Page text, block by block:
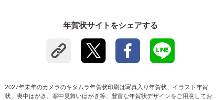
年賀状サイトをシェアする
2027年未年のカメラのキタムラ年賀状印刷は写真入り年賀状、イラスト年賀
状、喪中はがき、寒中見舞いはがき等、豊富な年賀状デザインをご用意してお